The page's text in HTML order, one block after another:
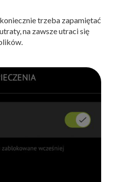
trzeba zapamiętać
na zawsze utraci się